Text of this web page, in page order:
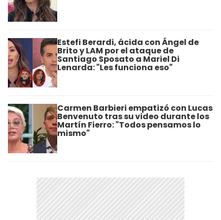
Estefi Berardi, ácida con Ángel de
Brito y LAM por el ataque de
Santiago Sposato a Mariel Di
Lenarda: "Les funciona eso"
Carmen Barbieri empatizó con Lucas
Benvenuto tras su video durante los
Martín Fierro: "Todos pensamos lo
mismo"